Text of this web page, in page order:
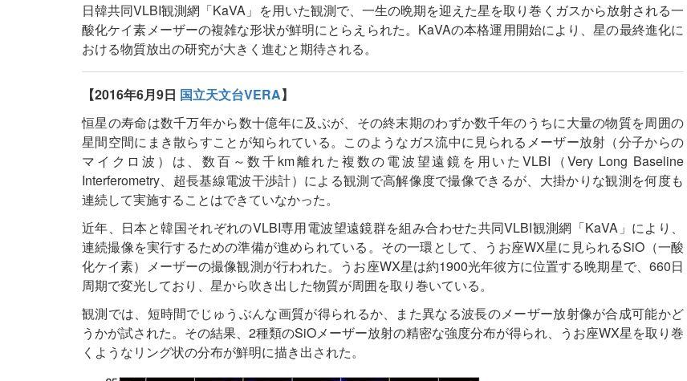
日韓共同VLBI観測網「KaVA」を用いた観測で、一生の晩期を迎えた星を取り巻くガスから放射される一
酸化ケイ素メーザーの複雑な形状が鮮明にとらえられた。KaVAの本格運用開始により、星の最終進化に
おける物質放出の研究が大きく進むと期待される。
【2016年6月9日 国立天文台VERA】
恒星の寿命は数千万年から数十億年に及ぶが、その終末期のわずか数千年のうちに大量の物質を周囲の
星間空間にまき散らすことが知られている。このようなガス流中に見られるメーザー放射（分子からの
マイクロ波）は、数百～数千km離れた複数の電波望遠鏡を用いたVLBI（Very Long Baseline
Interferometry、超長基線電波干渉計）による観測で高解像度で撮像できるが、大掛かりな観測を何度も
連続して実施することはできていなかった。
近年、日本と韓国それぞれのVLBI専用電波望遠鏡群を組み合わせた共同VLBI観測網「KaVA」により、
連続撮像を実行するための準備が進められている。その一環として、うお座WX星に見られるSiO（一酸
化ケイ素）メーザーの撮像観測が行われた。うお座WX星は約1900光年彼方に位置する晩期星で、660日
周期で変光しており、星から吹き出した物質が周囲を取り巻いている。
観測では、短時間でじゅうぶんな画質が得られるか、また異なる波長のメーザー放射像が合成可能かど
うかが試された。その結果、2種類のSiOメーザー放射の精密な強度分布が得られ、うお座WX星を取り巻
くようなリング状の分布が鮮明に描き出された。